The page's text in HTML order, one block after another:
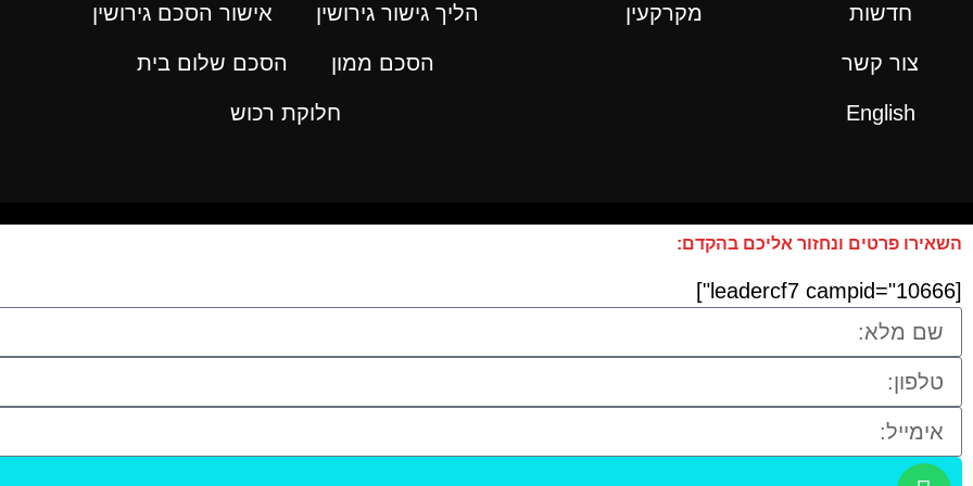
חדשות
צור קשר
English
מקרקעין הליך גישור גירושין אישור הסכם גירושין
הסכם ממון הסכם שלום בית
חלוקת רכוש
השאירו פרטים ונחזור אליכם בהקדם:
[leadercf7 campid="10666"]